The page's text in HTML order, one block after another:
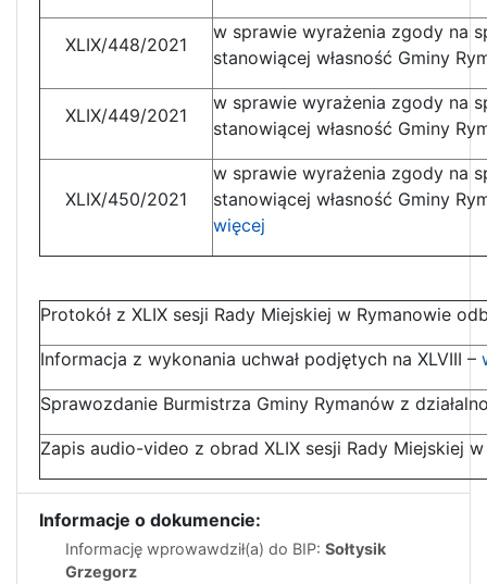
XLIX/448/2021
w sprawie wyrażenia zgody na
stanowiącej własność Gminy
XLIX/449/2021
w sprawie wyrażenia zgody na
stanowiącej własność Gminy
XLIX/450/2021
w sprawie wyrażenia zgody na
stanowiącej własność Gminy
więcej
Protokół z XLIX sesji Rady Miejskiej w Rymanowie
Informacja z wykonania uchwał podjętych na XLVIII –
Sprawozdanie Burmistrza Gminy Rymanów z
Zapis audio-video z obrad XLIX sesji Rady Miejskiej
Informacje o dokumencie:
Informację wprowawdził(a) do BIP: Sołtysik
Grzegorz